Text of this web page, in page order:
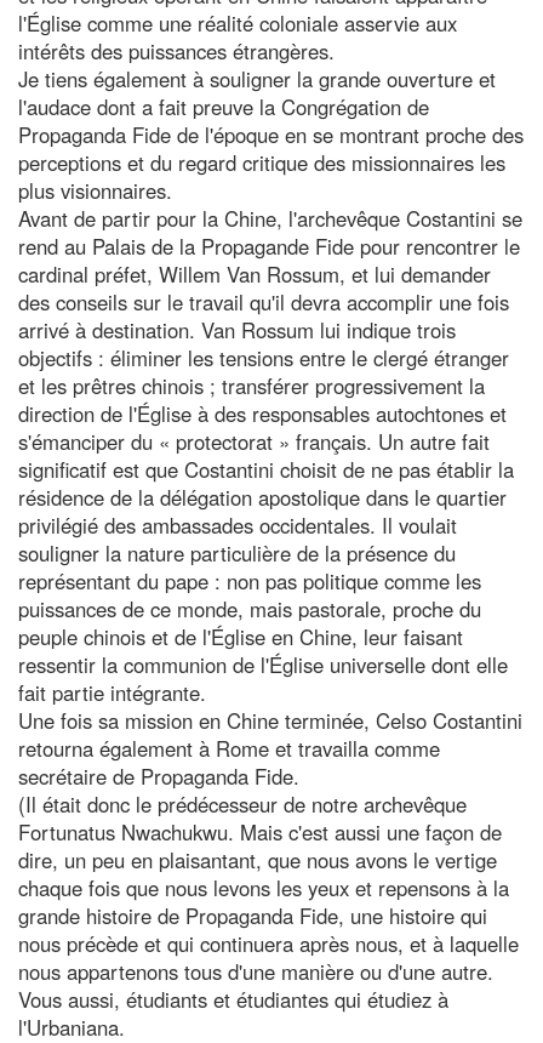
l'Église comme une réalité coloniale asservie aux
intérêts des puissances étrangères.
Je tiens également à souligner la grande ouverture et
l'audace dont a fait preuve la Congrégation de
Propaganda Fide de l'époque en se montrant proche des
perceptions et du regard critique des missionnaires les
plus visionnaires.
Avant de partir pour la Chine, l'archevêque Costantini se
rend au Palais de la Propagande Fide pour rencontrer le
cardinal préfet, Willem Van Rossum, et lui demander
des conseils sur le travail qu'il devra accomplir une fois
arrivé à destination. Van Rossum lui indique trois
objectifs : éliminer les tensions entre le clergé étranger
et les prêtres chinois ; transférer progressivement la
direction de l'Église à des responsables autochtones et
s'émanciper du « protectorat » français. Un autre fait
significatif est que Costantini choisit de ne pas établir la
résidence de la délégation apostolique dans le quartier
privilégié des ambassades occidentales. Il voulait
souligner la nature particulière de la présence du
représentant du pape : non pas politique comme les
puissances de ce monde, mais pastorale, proche du
peuple chinois et de l'Église en Chine, leur faisant
ressentir la communion de l'Église universelle dont elle
fait partie intégrante.
Une fois sa mission en Chine terminée, Celso Costantini
retourna également à Rome et travailla comme
secrétaire de Propaganda Fide.
(Il était donc le prédécesseur de notre archevêque
Fortunatus Nwachukwu. Mais c'est aussi une façon de
dire, un peu en plaisantant, que nous avons le vertige
chaque fois que nous levons les yeux et repensons à la
grande histoire de Propaganda Fide, une histoire qui
nous précède et qui continuera après nous, et à laquelle
nous appartenons tous d'une manière ou d'une autre.
Vous aussi, étudiants et étudiantes qui étudiez à
l'Urbaniana.